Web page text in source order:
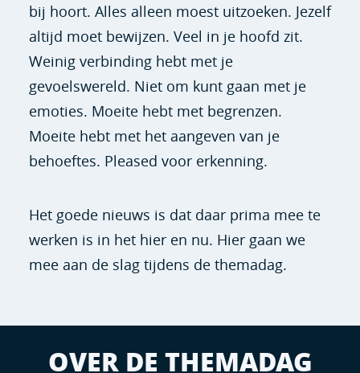
bij hoort. Alles alleen moest uitzoeken. Jezelf
altijd moet bewijzen. Veel in je hoofd zit.
Weinig verbinding hebt met je
gevoelswereld. Niet om kunt gaan met je
emoties. Moeite hebt met begrenzen.
Moeite hebt met het aangeven van je
behoeftes. Pleased voor erkenning.
Het goede nieuws is dat daar prima mee te
werken is in het hier en nu. Hier gaan we
mee aan de slag tijdens de themadag.
OVER DE THEMADAG